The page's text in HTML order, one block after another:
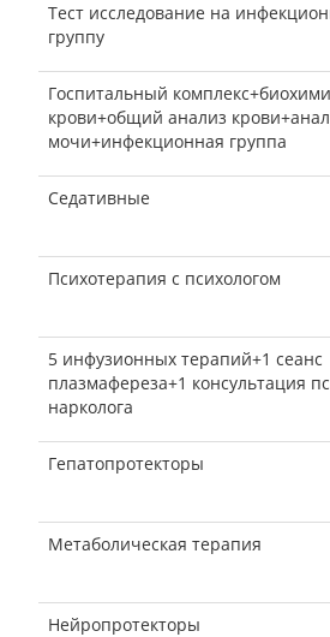
Тест исследование на
группу
Госпитальный
крови+общий анализ
мочи+инфекционная группа
Седативные
Психотерапия с психологом
5 инфузионных терапий+1 сеанс
плазмафереза+1 консультация
нарколога
Гепатопротекторы
Метаболическая терапия
Нейропротекторы